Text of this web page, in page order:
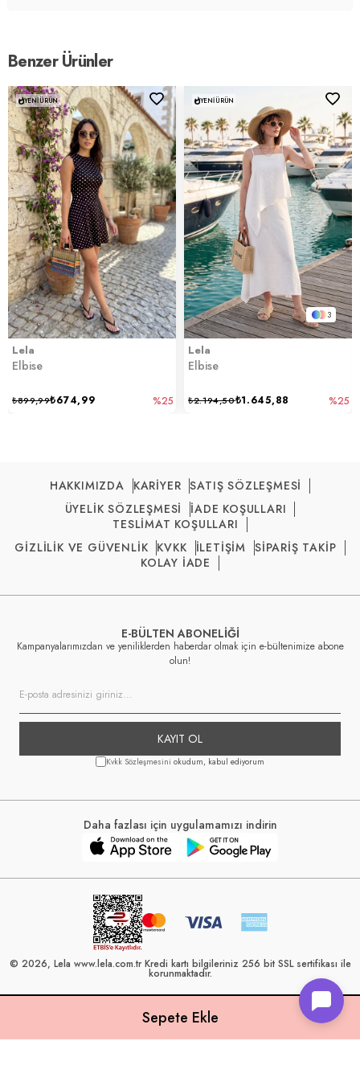
Benzer Ürünler
Lela
Elbise
₺674,99
₺899,99 %25
YENI ÜRÜN
3
Lela
Elbise
₺1.645,88
₺2.194,50 %25
YENI ÜRÜN
HAKKIMIZDA KARİYER SATIŞ SÖZLEŞMESİ
ÜYELİK SÖZLEŞMESİ
İADE KOŞULLARI
TESLİMAT KOŞULLARI
GİZLİLİK VE GÜVENLİK KVKK İLETİŞİM
SİPARİŞ TAKİP
KOLAY İADE
E-BÜLTEN ABONELİĞİ
Kampanyalarımızdan ve yeniliklerden haberdar olmak için e-bültenimize abone
olun!
KAYIT OL
Kvkk Sözleşmesini okudum, kabul ediyorum
Daha fazlası için uygulamamızı indirin
© 2026, Lela www.lela.com.tr Kredi kartı bilgileriniz 256 bit SSL sertifikası ile
korunmaktadır.
Lela, 40 yılı aşkın perakende geçmişine sahip ve Türkiye’nin çeşitli illerinde
22 şubesi bulunan Çetin Family Mağazacılık tarafından kurulmuştur.